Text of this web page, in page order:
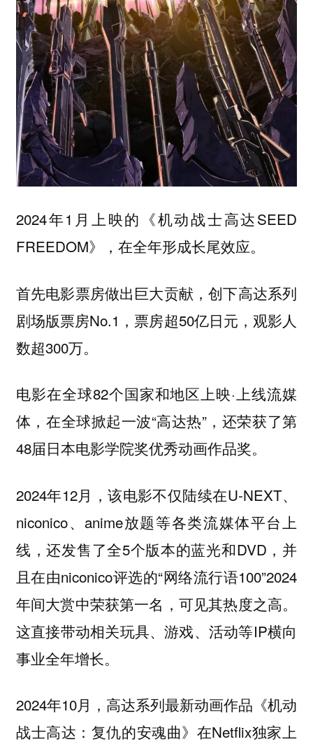
2024年1月上映的《机动战士高达SEED
FREEDOM》，在全年形成长尾效应。
首先电影票房做出巨大贡献，创下高达系列
剧场版票房No.1，票房超50亿日元，观影人
数超300万。
电影在全球82个国家和地区上映·上线流媒
体，在全球掀起一波“高达热”，还荣获了第
48届日本电影学院奖优秀动画作品奖。
2024年12月，该电影不仅陆续在U-NEXT、
niconico、anime放题等各类流媒体平台上
线，还发售了全5个版本的蓝光和DVD，并
且在由niconico评选的“网络流行语100”2024
年间大赏中荣获第一名，可见其热度之高。
这直接带动相关玩具、游戏、活动等IP横向
事业全年增长。
2024年10月，高达系列最新动画作品《机动
战士高达：复仇的安魂曲》在Netflix独家上